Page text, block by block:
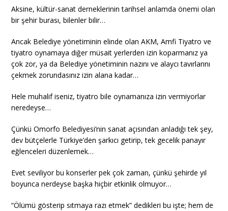
Aksine, kültür-sanat derneklerinin tarihsel anlamda önemi olan
bir şehir burası, bilenler bilir…
Ancak Belediye yönetiminin elinde olan AKM, Amfi Tiyatro ve
tiyatro oynamaya diğer müsait yerlerden izin koparmanız ya
çok zor, ya da Belediye yönetiminin nazını ve alaycı tavırlarını
çekmek zorundasınız izin alana kadar…
Hele muhalif iseniz, tiyatro bile oynamanıza izin vermiyorlar
neredeyse…
Çünkü Omorfo Belediyesi’nin sanat açısından anladığı tek şey,
dev bütçelerle Türkiye’den şarkıcı getirip, tek gecelik panayır
eğlenceleri düzenlemek…
Evet seviliyor bu konserler pek çok zaman, çünkü şehirde yıl
boyunca nerdeyse başka hiçbir etkinlik olmuyor…
“Ölümü gösterip sıtmaya razı etmek” dedikleri bu işte; hem de